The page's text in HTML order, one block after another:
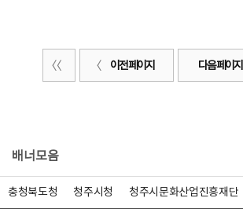
이전 페이지 다음 페이지
배너모음
충청북도청 청주시청 청주시문화산업진흥재단